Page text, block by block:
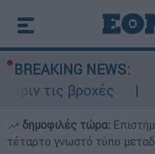
BREAKING NEWS:
δημοφιλές τώρα:
τέταρτο γνωστό τύπο